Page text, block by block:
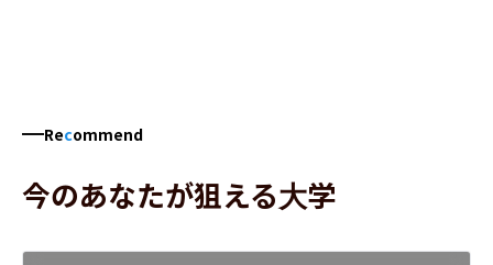
Recommend
今のあなたが狙える大学